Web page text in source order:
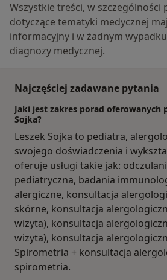
Wszystkie treści, w szczególności
dotyczące tematyki medycznej
informacyjny i w żadnym
diagnozy medycznej.
Najczęściej zadawane pytania
Jaki jest zakres porad oferowanych
Sojka?
Leszek Sojka to pediatra,
swojego doświadczenia i
oferuje usługi takie jak:
pediatryczna, badania
alergiczne, konsultacja
skórne, konsultacja
wizyta), konsultacja
wizyta), konsultacja
Spirometria + konsultacja
spirometria.